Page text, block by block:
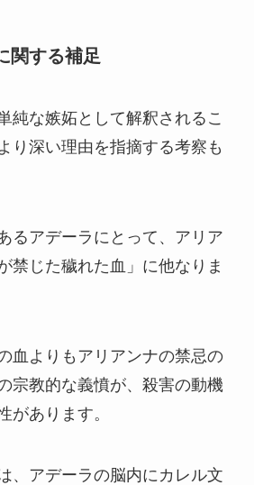
関する補足
純な嫉妬として解釈されるこ
り深い理由を指摘する考察も
るアデーラにとって、アリア
禁じた穢れた血」に他なりま
血よりもアリアンナの禁忌の
宗教的な義憤が、殺害の動機
があります。
、アデーラの脳内にカレル文